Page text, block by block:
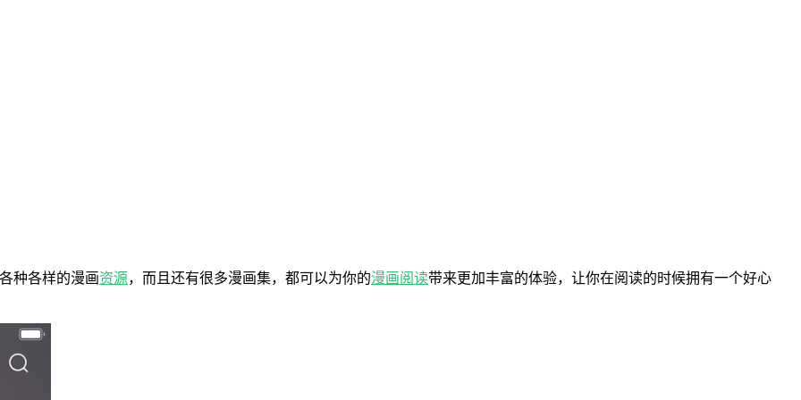
种各样的漫画资源，而且还有很多漫画集，都可以为你的漫画阅读带来更加丰富的体验，让你在阅读的时候拥有一个好心